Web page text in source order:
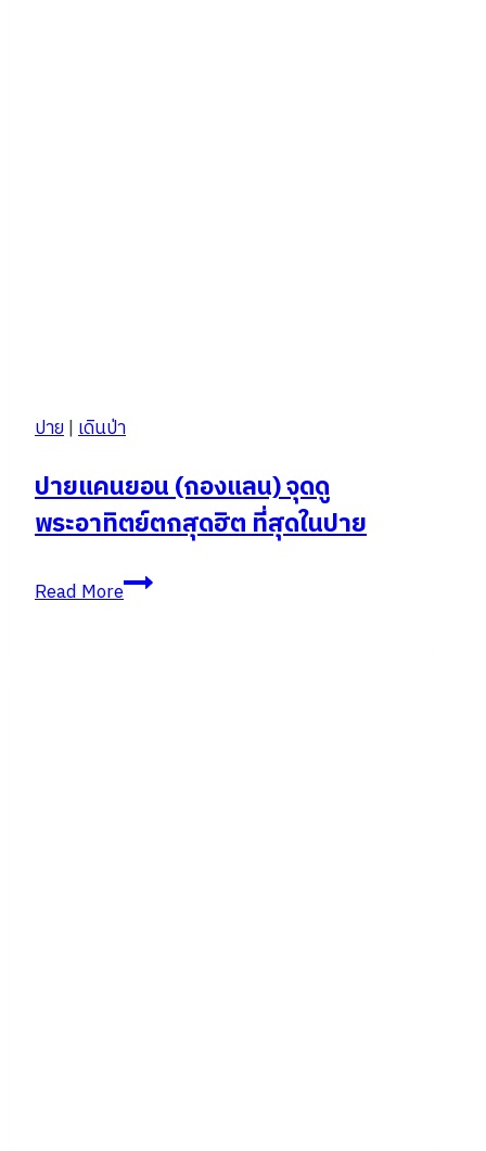
ปาย|เดินป่า
ปายแคนยอน (กองแลน) จุดดู
พระอาทิตย์ตกสุดฮิต ที่สุดในปาย
Read Moreปาย
แคน